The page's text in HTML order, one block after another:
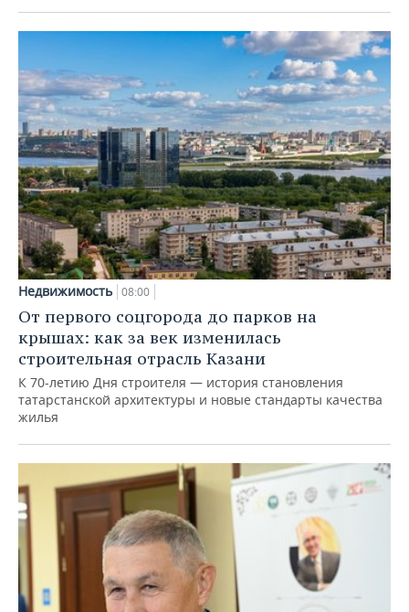
Недвижимость 08:00
От первого соцгорода до парков на
крышах: как за век изменилась
строительная отрасль Казани
К 70-летию Дня строителя — история становления
татарстанской архитектуры и новые стандарты качества
жилья